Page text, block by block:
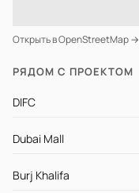
Открыть в OpenStreetMap →
РЯДОМ С ПРОЕКТОМ
DIFC
Dubai Mall
Burj Khalifa